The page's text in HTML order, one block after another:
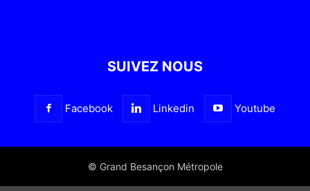
SUIVEZ NOUS
Facebook Linkedin Youtube
© Grand Besançon Métropole